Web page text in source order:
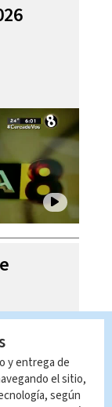
y entrega de
el sitio,
según